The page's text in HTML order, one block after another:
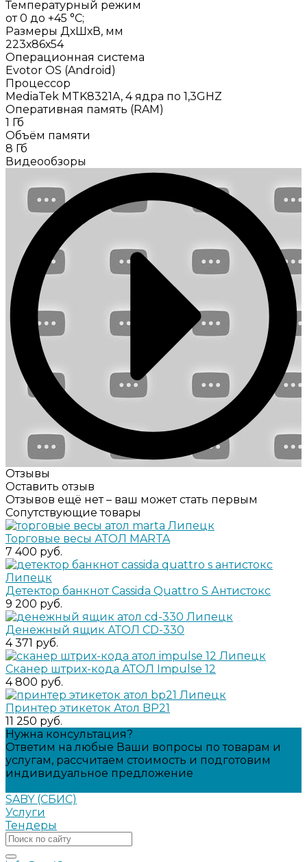
Температурный режим
от 0 до +45 °С;
Размеры ДхШхВ, мм
223х86х54
Операционная система
Evotor OS (Android)
Процессор
MediaTek MTK8321A, 4 ядра по 1,3GHZ
Оперативная память (RAM)
1 Гб
Объём памяти
8 Гб
Видеообзоры
Отзывы
Оставить отзыв
Отзывов ещё нет – ваш может стать первым
Сопутствующие товары
Торговые весы АТОЛ MARTA
7 400 руб.
Детектор банкнот Cassida Quattro S Антистокс
9 200 руб.
Денежный ящик АТОЛ CD-330
4 371 руб.
Сканер штрих-кода АТОЛ Impulse 12
4 800 руб.
Принтер этикеток Атол BP21
11 250 руб.
Нужна консультация?
Ответим на любые Ваши вопросы по товарам и
услугам, рассчитаем стоимость и подготовим
индивидуальное предложение
SABY (СБИС)
Услуги
Тендеры